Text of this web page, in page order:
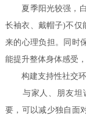
夏季阳光较强，白
长袖衣、戴帽子)不仅
来的心理负担。同时
能提升整体身体感受
构建支持性社交
与家人、朋友坦诚
要，可以减少独自面